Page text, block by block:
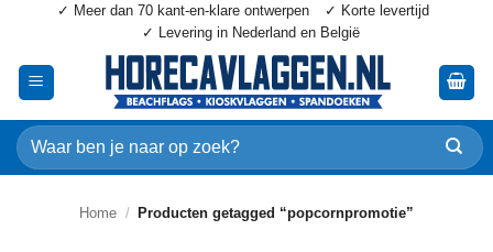
inhoud
✓ Meer dan 70 kant-en-klare ontwerpen
✓ Korte levertijd
✓ Levering in Nederland en België
Zoeken
naar:
Home / Producten getagged “popcornpromotie”